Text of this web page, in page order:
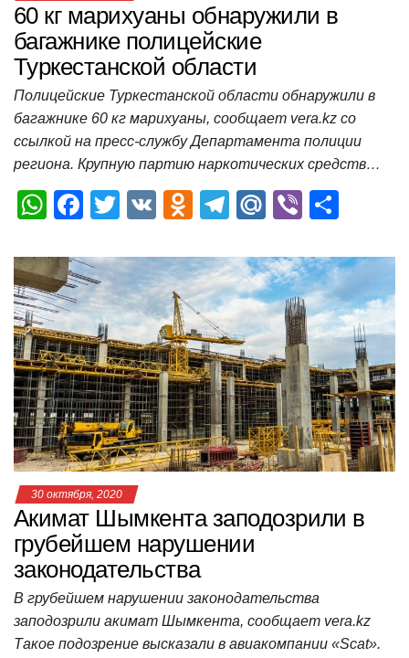
60 кг марихуаны обнаружили в
багажнике полицейские
Туркестанской области
Полицейские Туркестанской области обнаружили в
багажнике 60 кг марихуаны, сообщает vera.kz со
ссылкой на пресс-службу Департамента полиции
региона. Крупную партию наркотических средств…
W
at
s
A
p
p
F
c
e
b
o
o
k
T
tt
er
V
O
n
o
kl
a
ss
ni
ki
T
e
gr
a
m
M
.R
u
Vi
er п
р
а
в
и
т
ь
30 октября, 2020
Акимат Шымкента заподозрили в
грубейшем нарушении
законодательства
В грубейшем нарушении законодательства
заподозрили акимат Шымкента, сообщает vera.kz
Такое подозрение высказали в авиакомпании «Scat».